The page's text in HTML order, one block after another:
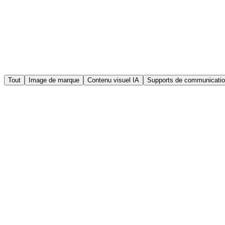
Tout Image de marque Contenu visuel IA Supports de